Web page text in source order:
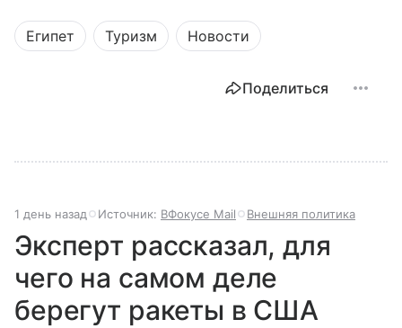
Египет Туризм Новости
Поделиться
1 день назад Источник: ВФокусе Mail Внешняя политика
Эксперт рассказал, для
чего на самом деле
берегут ракеты в США